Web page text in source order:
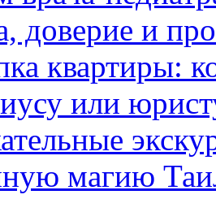
доверие и
квартиры:
или
магию